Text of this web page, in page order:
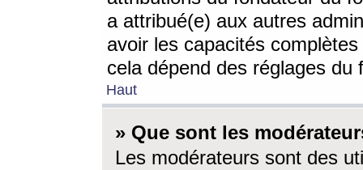
a attribué(e) aux autres
avoir les capacités
cela dépend des réglages du
Haut
» Que sont les
Les modérateurs sont des